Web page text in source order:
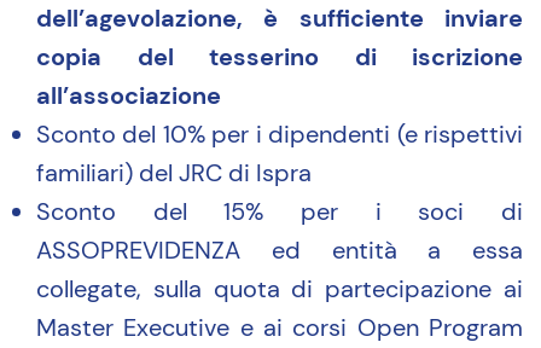
dell’agevolazione, è sufficiente inviare
copia del tesserino di iscrizione
all’associazione
Sconto del 10% per i dipendenti (e rispettivi
familiari) del JRC di Ispra
Sconto del 15% per i soci di
ASSOPREVIDENZA ed entità a essa
collegate, sulla quota di partecipazione ai
Master Executive e ai corsi Open Program